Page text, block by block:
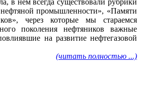
промышленности», «Памяти
через которые мы стараемся
поколения нефтяников важные
на развитие нефтегазовой
(читать полностью ...)